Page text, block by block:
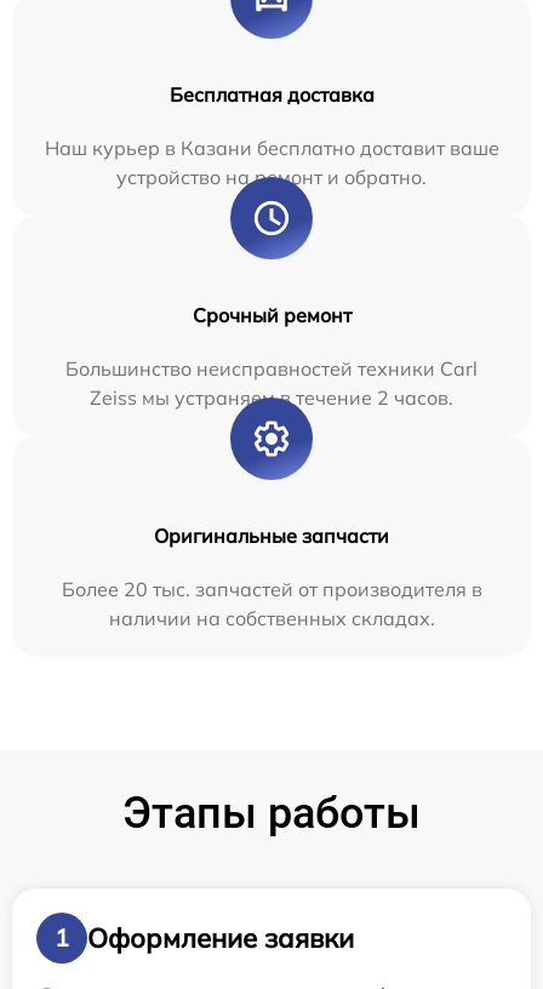
Бесплатная доставка
Наш курьер в Казани бесплатно доставит ваше
устройство на ремонт и обратно.
Срочный ремонт
Большинство неисправностей техники Carl
Zeiss мы устраняем в течение 2 часов.
Оригинальные запчасти
Более 20 тыс. запчастей от производителя в
наличии на собственных складах.
Этапы работы
1
Оформление заявки